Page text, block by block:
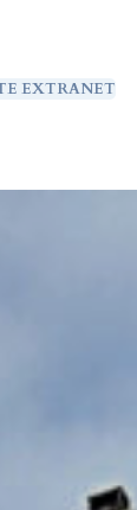
EXTRANET